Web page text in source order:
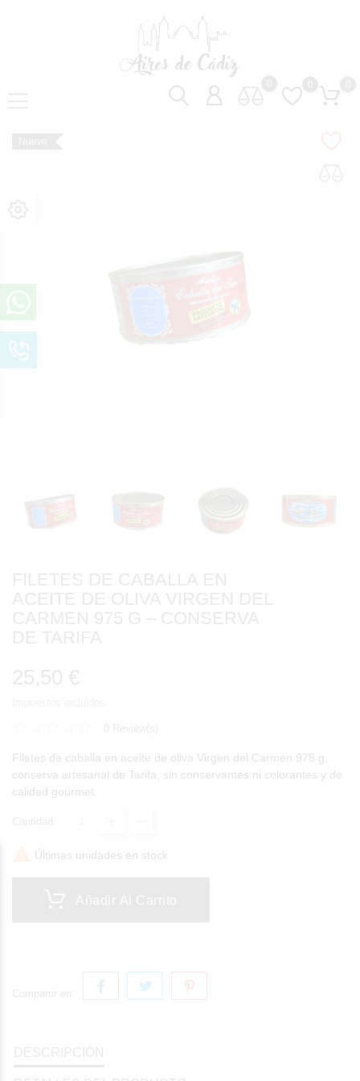
Filetes de caballa en aceite de oliva Virgen del Carmen 975 g,
conserva artesanal de Tarifa, sin conservantes ni colorantes y de
calidad gourmet.
Últimas unidades en stock